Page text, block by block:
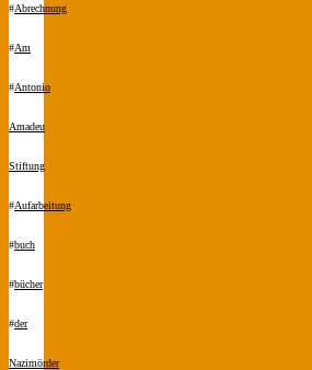
#Abrechnung
#Am
#Antonio
Amadeu
Stiftung
#Aufarbeitung
#buch
#bücher
#der
Nazimörder